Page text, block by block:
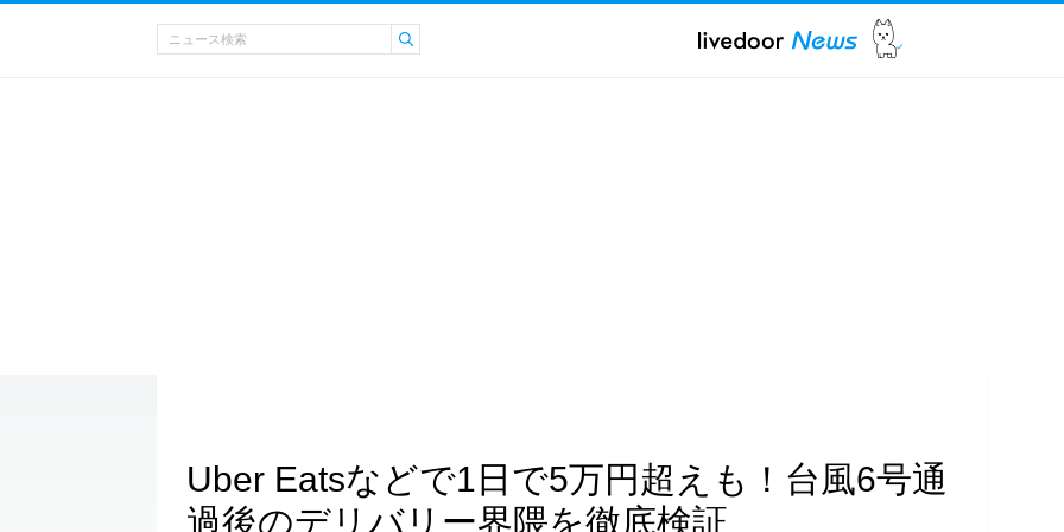
Uber Eatsなどで1日で5万円超えも！台風6号通
過後のデリバリー界隈を徹底検証